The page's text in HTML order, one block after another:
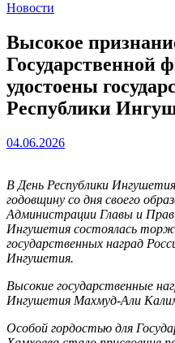
Новости
Высокое
Государственной
удостоены
Республики
04.06.2026
В День Республики
годовщину со дня своего
Администрации Главы и
Ингушетия состоялась
государственных наград
Ингушетия.
Высокие государственные
Ингушетия Махмуд-Али
Особой гордостью для